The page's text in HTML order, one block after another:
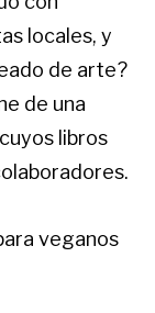
locales, y
de arte?
de una
libros
veganos